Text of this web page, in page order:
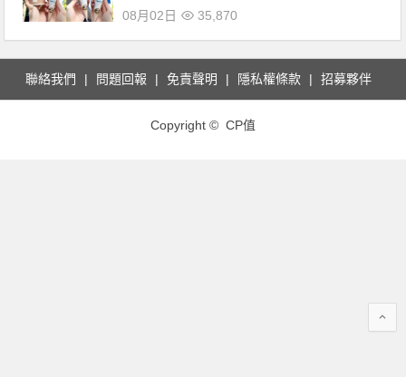
名！
08月02日 35,870
聯絡我們 問題回報 免責聲明 隱私權條款 招募夥伴
Copyright © CP值